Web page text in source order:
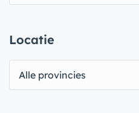
Locatie
Alle provincies